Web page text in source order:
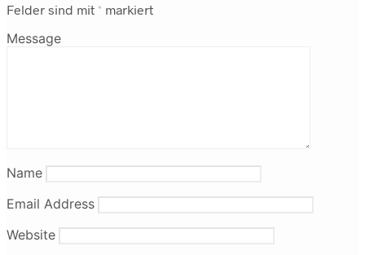
Felder sind mit * markiert
Message
Name
Email Address
Website